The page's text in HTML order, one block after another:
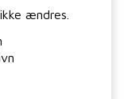
ændres.